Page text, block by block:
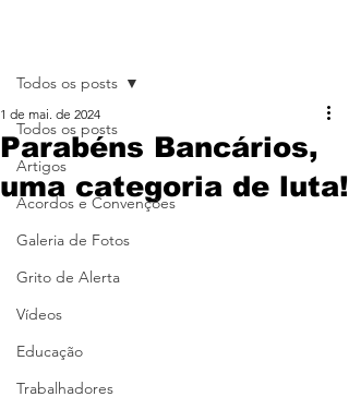
Todos os posts
Artigos
Acordos e Convenções
Galeria de Fotos
Grito de Alerta
Vídeos
Educação
Trabalhadores
Todos os posts
Parabéns Bancários,
uma categoria de luta!
1 de mai. de 2024